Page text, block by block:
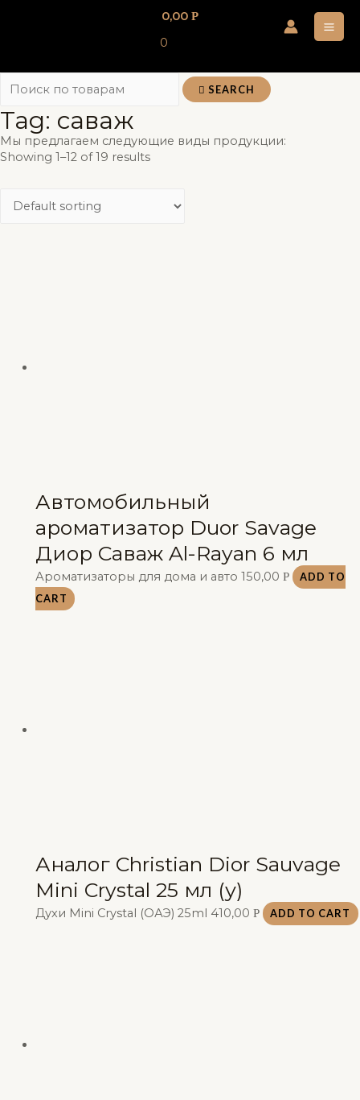
0,00 Р
0
SEARCH
Tag: саваж
Мы предлагаем следующие виды продукции:
Showing 1–12 of 19 results
Автомобильный
ароматизатор Duor Savage
Диор Саваж Al-Rayan 6 мл
Ароматизаторы для дома и авто 150,00 Р
ADD TO
CART
Аналог Christian Dior Sauvage
Mini Crystal 25 мл (у)
Духи Mini Crystal (ОАЭ) 25ml 410,00 Р ADD TO CART